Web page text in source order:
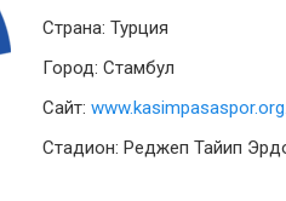
Страна: Турция
Город: Стамбул
Сайт:
Стадион: Реджеп Тайип